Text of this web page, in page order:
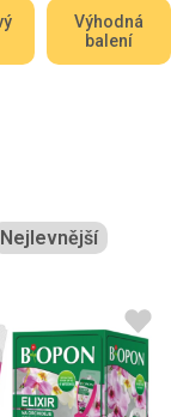
Výhodná
balení
Nejlevnější